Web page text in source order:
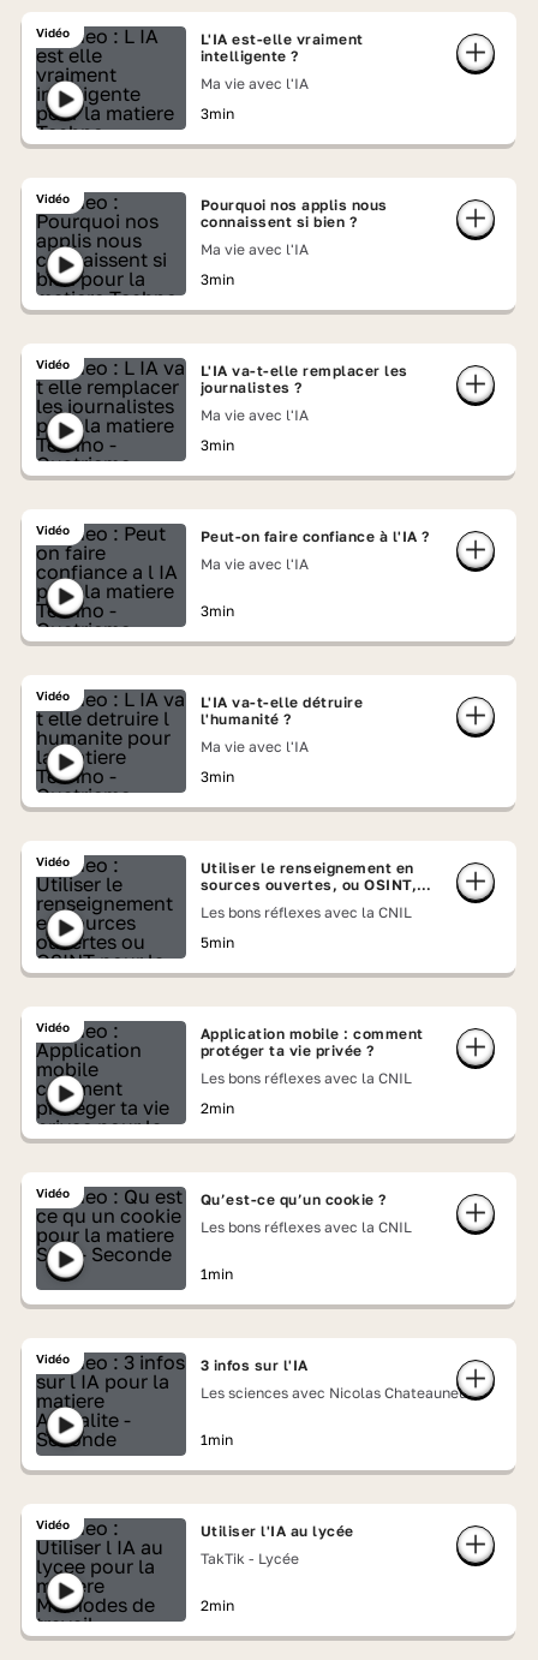
Vidéo
L'IA est-elle vraiment
intelligente ?
Ma vie avec l'IA
3min
Vidéo
Pourquoi nos applis nous
connaissent si bien ?
Ma vie avec l'IA
3min
Vidéo
L'IA va-t-elle remplacer les
journalistes ?
Ma vie avec l'IA
3min
Vidéo
Peut-on faire confiance à l'IA ?
Ma vie avec l'IA
3min
Vidéo
L'IA va-t-elle détruire
l'humanité ?
Ma vie avec l'IA
3min
Vidéo
Utiliser le renseignement en
sources ouvertes, ou OSINT,
Internet
Les bons réflexes avec la CNIL
5min
Vidéo
Application mobile : comment
protéger ta vie privée ?
Les bons réflexes avec la CNIL
2min
Vidéo
Qu’est-ce qu’un cookie ?
Les bons réflexes avec la CNIL
1min
Vidéo
3 infos sur l'IA
Les sciences avec Nicolas Chateauneuf
1min
Vidéo
Utiliser l'IA au lycée
TakTik - Lycée
2min